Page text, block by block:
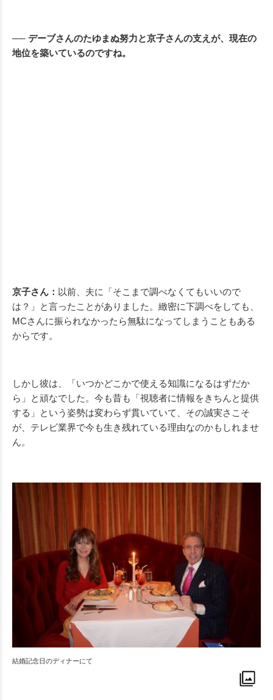
── デーブさんのたゆまぬ努力と京子さんの支えが、現在の
地位を築いているのですね。
京子さん： 以前、夫に「そこまで調べなくてもいいので
は？」と言ったことがありました。緻密に下調べをしても、
MCさんに振られなかったら無駄になってしまうこともある
からです。
しかし彼は、「いつかどこかで使える知識になるはずだか
ら」と頑なでした。今も昔も「視聴者に情報をきちんと提供
する」という姿勢は変わらず貫いていて、その誠実さこそ
が、テレビ業界で今も生き残れている理由なのかもしれませ
ん。
結婚記念日のディナーにて